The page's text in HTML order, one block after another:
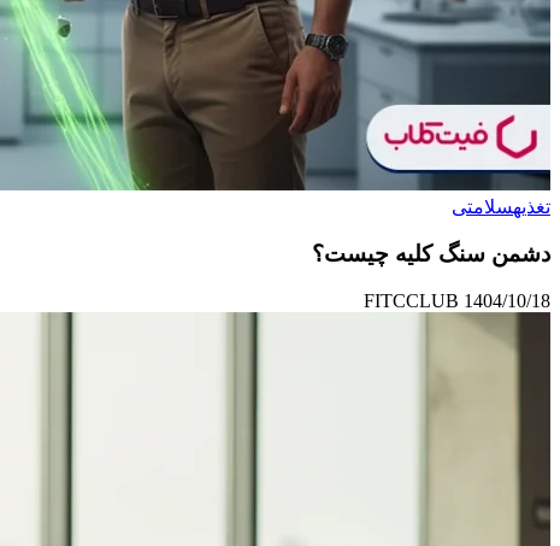
تغذیهسلامتی
دشمن سنگ کلیه چیست؟
1404/10/18
FITCCLUB